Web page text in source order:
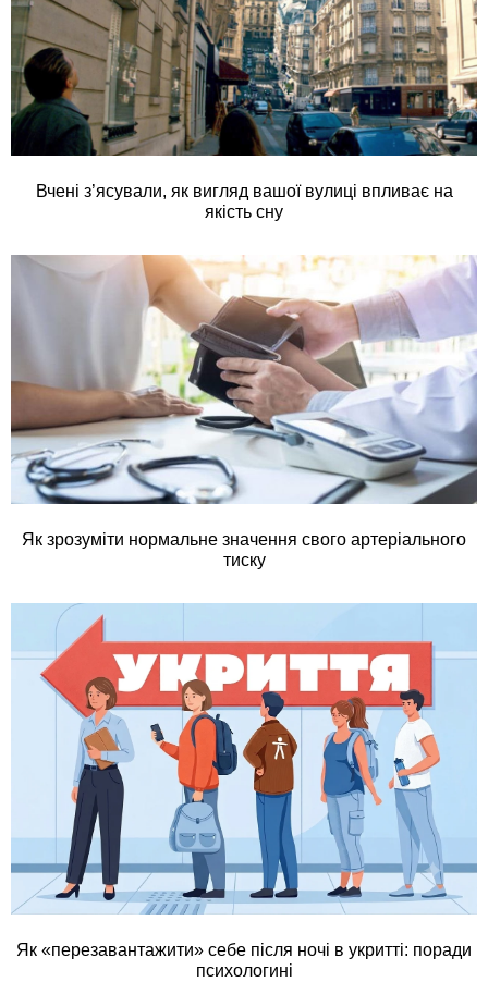
Вчені з’ясували, як вигляд вашої вулиці впливає на
якість сну
Як зрозуміти нормальне значення свого артеріального
тиску
Як «перезавантажити» себе після ночі в укритті: поради
психологині